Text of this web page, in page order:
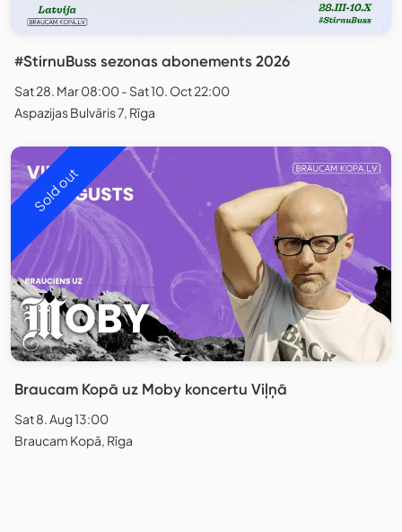
#StirnuBuss sezonas abonements 2026
Sat 28. Mar 08:00 - Sat 10. Oct 22:00
Aspazijas Bulvāris 7, Rīga
Sold out
Braucam Kopā uz Moby koncertu Viļņā
Sat 8. Aug 13:00
Braucam Kopā, Rīga